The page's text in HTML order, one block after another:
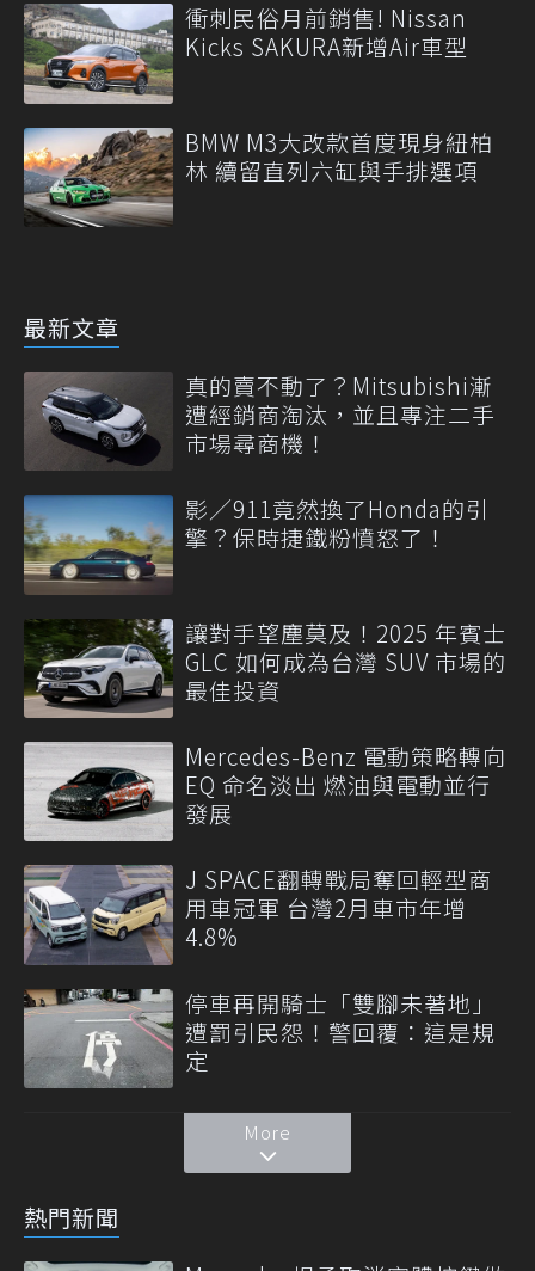
衝刺民俗月前銷售! Nissan
Kicks SAKURA新增Air車型
BMW M3大改款首度現身紐柏
林 續留直列六缸與手排選項
最新文章
真的賣不動了？Mitsubishi漸
遭經銷商淘汰，並且專注二手
市場尋商機！
影／911竟然換了Honda的引
擎？保時捷鐵粉憤怒了！
讓對手望塵莫及！2025 年賓士
GLC 如何成為台灣 SUV 市場的
最佳投資
Mercedes-Benz 電動策略轉向
EQ 命名淡出 燃油與電動並行
發展
J SPACE翻轉戰局奪回輕型商
用車冠軍 台灣2月車市年增
4.8%
停車再開騎士「雙腳未著地」
遭罰引民怨！警回覆：這是規
定
More
熱門新聞